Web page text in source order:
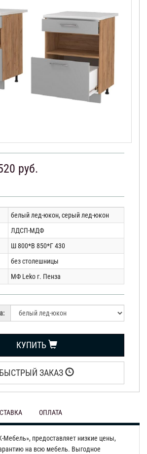
руб.
белый лед-юкон, серый лед-юкон
ЛДСП-МДФ
Ш 800*В 850*Г 430
без столешницы
МФ Leko г. Пенза
КУПИТЬ
БЫСТРЫЙ ЗАКАЗ
ОПЛАТА
Мебель», предоставляет низкие цены,
на всю мебель. Выгодное